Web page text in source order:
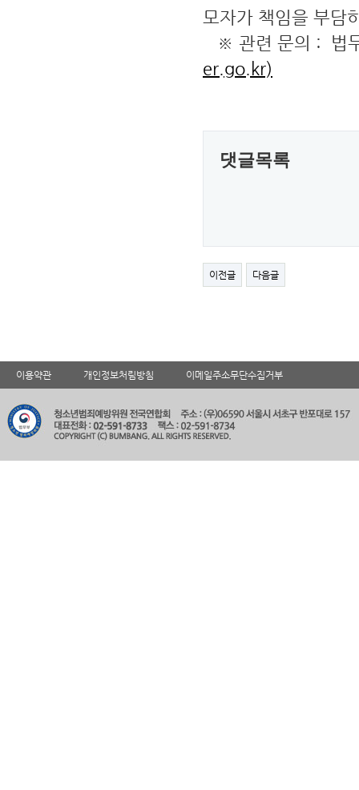
모자가 책임을 부담
※ 관련 문의 : 법
er.go.kr)
댓글목록
이전글 다음글
이용약관 개인정보처림방침 이메일주소무단수집거부